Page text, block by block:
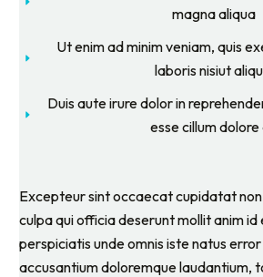
magna aliqua
Ut enim ad minim veniam, quis
laboris nisiut
Duis aute irure dolor in
esse cillum dolore
Excepteur sint occaecat cupidatat
culpa qui officia deserunt mollit anim
perspiciatis unde omnis iste natus
accusantium doloremque laudantium,